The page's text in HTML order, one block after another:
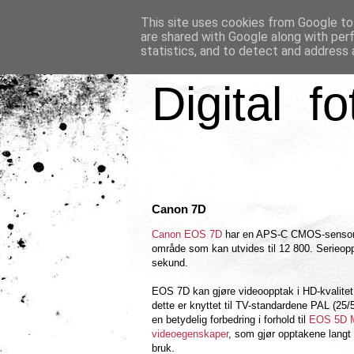
Digital
Canon 7D
Canon EOS 7D har en APS-C CMOS-
område som kan utvides til 12 800.
sekund.
EOS 7D kan gjøre videoopptak i HD-
dette er knyttet til TV-standardene PAL
en betydelig forbedring i forhold til
EOS 5D
videoegenskaper, som gjør opptakene
bruk.
This site uses cookies from Google
are shared with Google along with
statistics, and to detect and address